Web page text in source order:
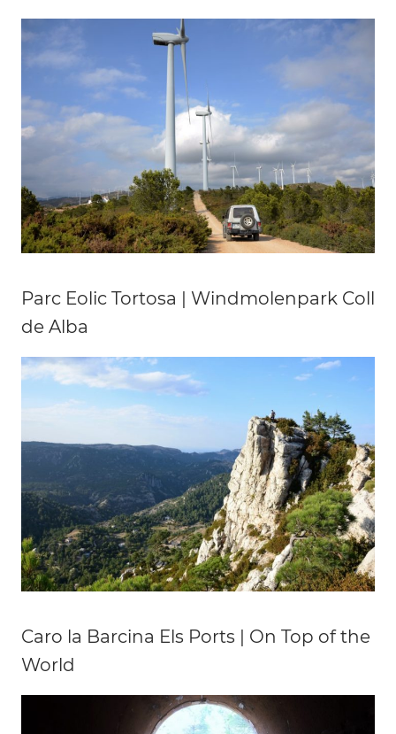
Parc Eolic Tortosa | Windmolenpark Coll
de Alba
Caro la Barcina Els Ports | On Top of the
World